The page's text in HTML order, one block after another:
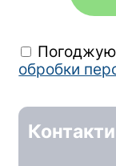
обробки
Контакти